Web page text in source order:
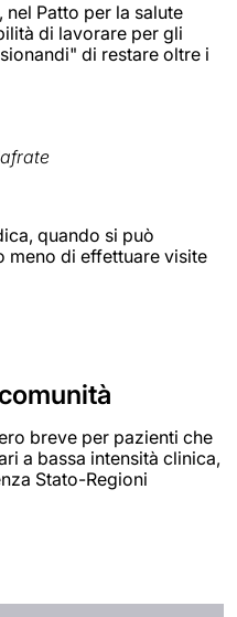
Patto per la salute
di lavorare per gli
di restare oltre i
quando si può
di effettuare visite
breve per pazienti che
a bassa intensità clinica,
Stato-Regioni